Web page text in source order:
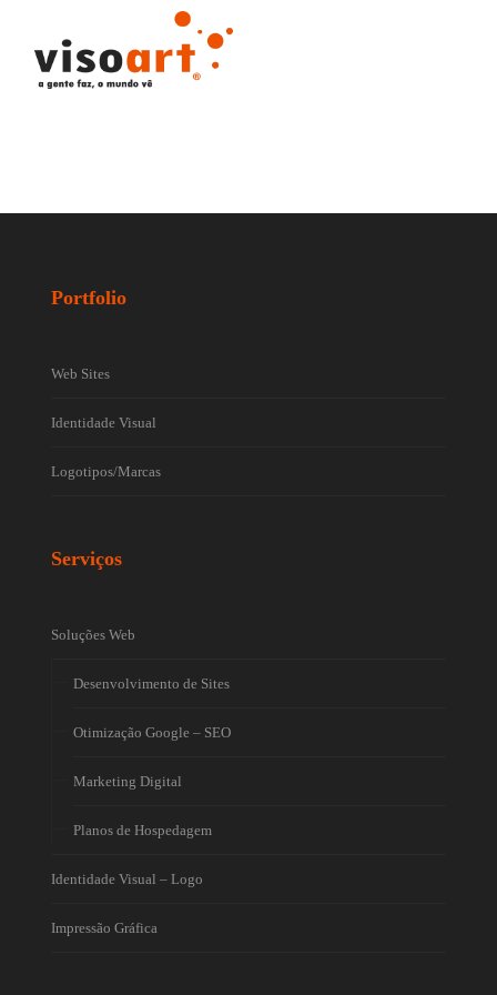
Portfolio
Web Sites
Identidade Visual
Logotipos/Marcas
Serviços
Soluções Web
Desenvolvimento de Sites
Otimização Google – SEO
Marketing Digital
Planos de Hospedagem
Identidade Visual – Logo
Impressão Gráfica